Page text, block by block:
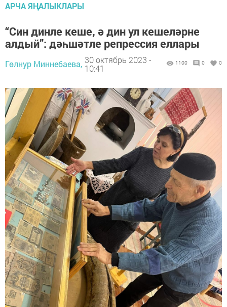
АРЧА ЯҢАЛЫКЛАРЫ
“Син динле кеше, ә дин ул кешеләрне
алдый”: дәһшәтле репрессия еллары
Гөлнур Миннебаева, 30 октябрь 2023 -
10:41
1100 0 0